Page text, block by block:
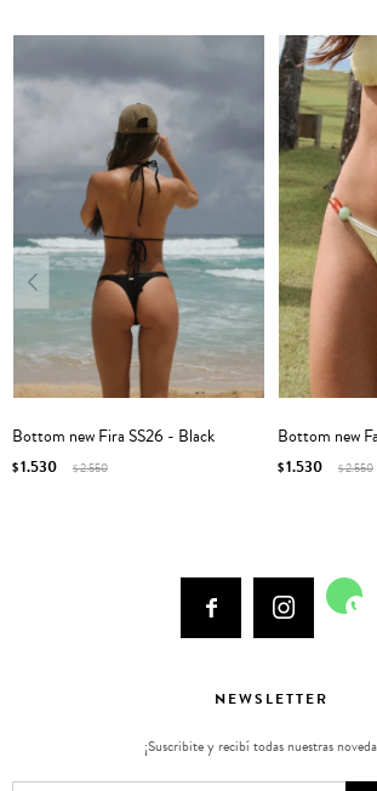
Bottom new Fira SS26 - Black
$1.530 $2.550
Bottom new
$1.530 $2.550
  
NEWSLETTER
¡Suscribite y recibí todas nuestras